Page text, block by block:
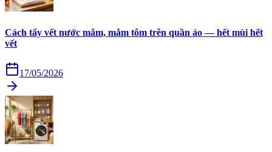
Cách tẩy vết nước mắm, mắm tôm trên quần áo — hết mùi hết
vết
17/05/2026